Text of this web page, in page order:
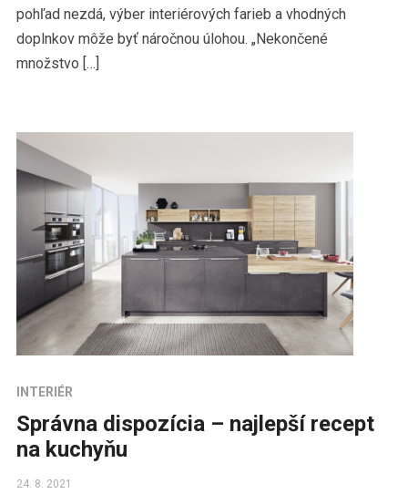
pohľad nezdá, výber interiérových farieb a vhodných
doplnkov môže byť náročnou úlohou. „Nekončené
množstvo […]
INTERIÉR
Správna dispozícia – najlepší recept
na kuchyňu
24. 8. 2021